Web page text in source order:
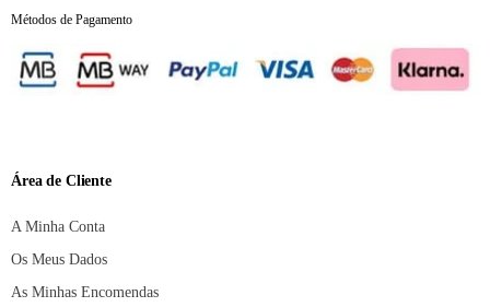
Métodos de Pagamento
Área de Cliente
A Minha Conta
Os Meus Dados
As Minhas Encomendas